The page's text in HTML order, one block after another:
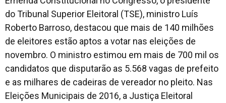
do Tribunal Superior Eleitoral (TSE), ministro Luís
Roberto Barroso, destacou que mais de 140 milhões
de eleitores estão aptos a votar nas eleições de
novembro. O ministro estimou em mais de 700 mil os
candidatos que disputarão as 5.568 vagas de prefeito
e as milhares de cadeiras de vereador no pleito. Nas
Eleições Municipais de 2016, a Justiça Eleitoral